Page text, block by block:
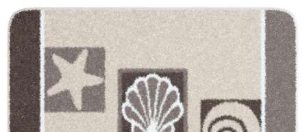
5
Sternen.